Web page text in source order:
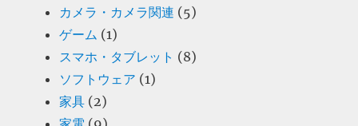
カメラ・カメラ関連 (5)
ゲーム (1)
スマホ・タブレット (8)
ソフトウェア (1)
家具 (2)